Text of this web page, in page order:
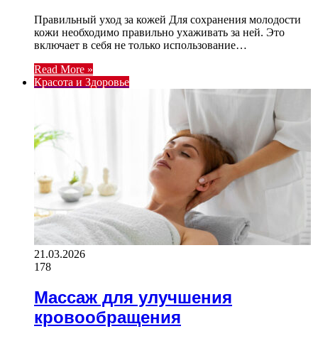
Правильный уход за кожей Для сохранения молодости
кожи необходимо правильно ухаживать за ней. Это
включает в себя не только использование…
Read More »
Красота и Здоровье
21.03.2026
178
Массаж для улучшения
кровообращения